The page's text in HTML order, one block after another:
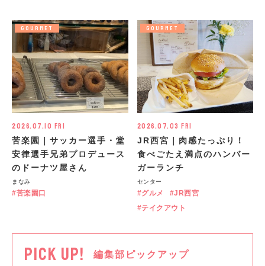
GOURMET
2026.07.10 Fri
苦楽園｜サッカー選手・堂
安律選手兄弟プロデュース
のドーナツ屋さん
まなみ
苦楽園口
GOURMET
2026.07.03 Fri
JR西宮｜肉感たっぷり！
食べごたえ満点のハンバー
ガーランチ
センター
グルメ
JR西宮
テイクアウト
PICK UP! 編集部ピックアップ